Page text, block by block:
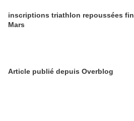
inscriptions triathlon repoussées fin
Mars
Article publié depuis Overblog